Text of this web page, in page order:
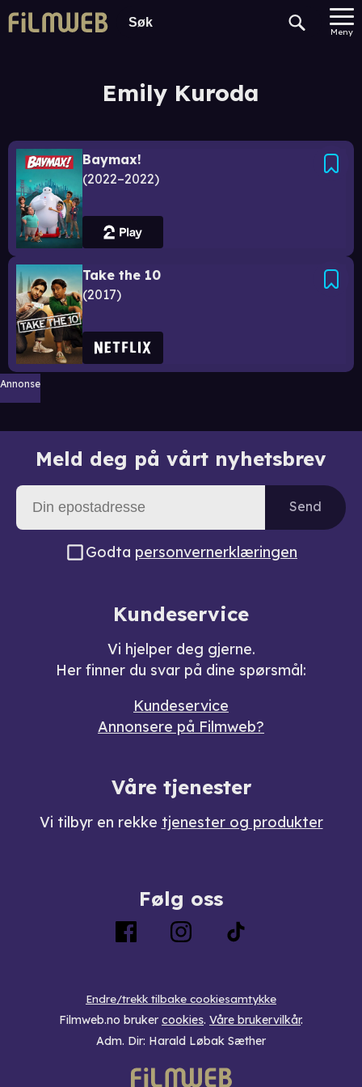
Meny
Emily Kuroda
Baymax!
2022–2022
Take the 10
2017
Annonse
Meld deg på vårt nyhetsbrev
Send
Godta personvernerklæringen
Kundeservice
Vi hjelper deg gjerne.
Her finner du svar på dine spørsmål:
Kundeservice
Annonsere på Filmweb?
Våre tjenester
Vi tilbyr en rekke tjenester og produkter
Følg oss
Endre/trekk tilbake cookiesamtykke
Filmweb.no bruker cookies. Våre brukervilkår.
Adm. Dir: Harald Løbak Sæther